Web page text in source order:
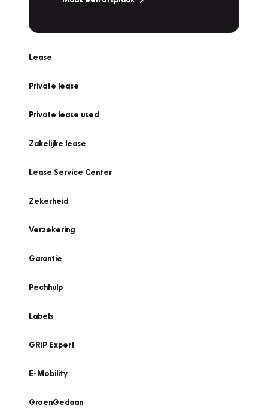
Lease
Private lease
Private lease used
Zakelijke lease
Lease Service Center
Zekerheid
Verzekering
Garantie
Pechhulp
Labels
GRIP Expert
E-Mobility
GroenGedaan